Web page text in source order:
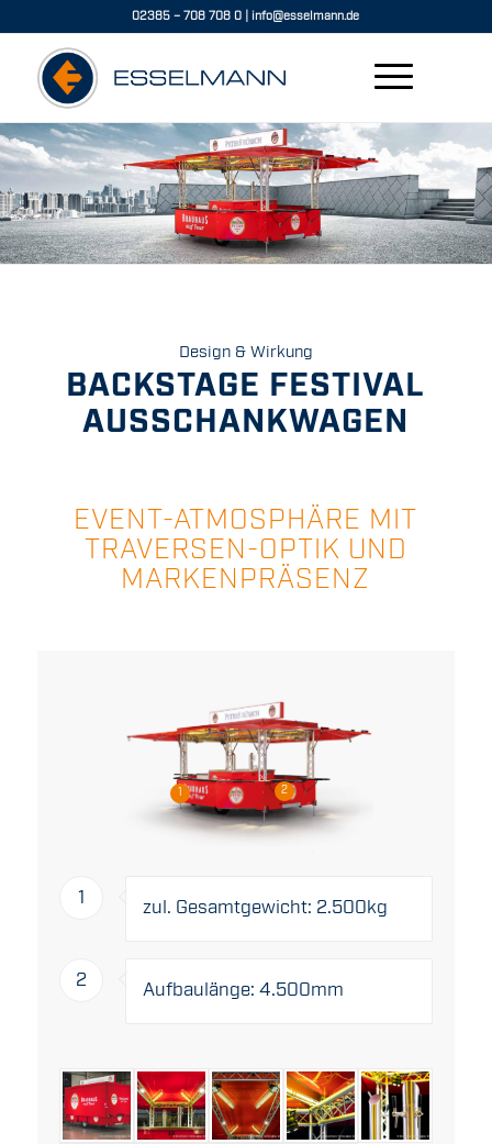
02385 – 708 708 0 info@esselmann.de
Design & Wirkung
BACKSTAGE FESTIVAL
AUSSCHANKWAGEN
EVENT-ATMOSPHÄRE MIT
TRAVERSEN-OPTIK UND
MARKENPRÄSENZ
2
1
zul. Gesamtgewicht: 2.500kg
2
Aufbaulänge: 4.500mm